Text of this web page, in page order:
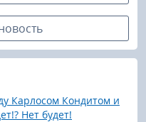
Карлосом Кондитом и
Нет будет!